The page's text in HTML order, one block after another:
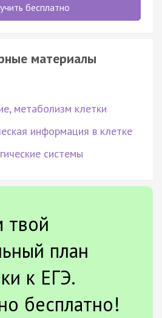
бесплатно
материалы
метаболизм клетки
информация в клетке
системы
твой
план
к ЕГЭ.
бесплатно!